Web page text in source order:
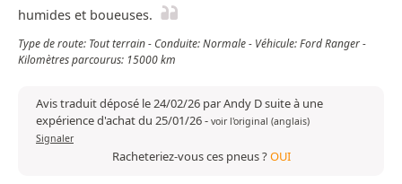
humides et boueuses.
Type de route: Tout terrain - Conduite: Normale - Véhicule: Ford Ranger -
Kilomètres parcourus: 15000 km
Avis traduit déposé le 24/02/26 par Andy D suite à une
expérience d'achat du 25/01/26- voir l'original (anglais)
Signaler
Racheteriez-vous ces pneus ?OUI